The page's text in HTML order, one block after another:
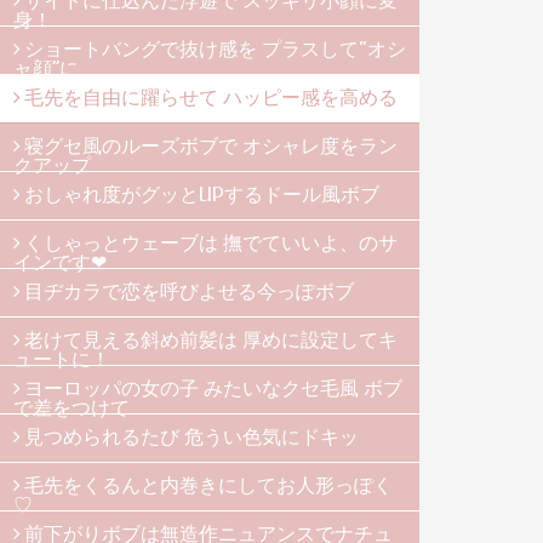
身！
ショートバングで抜け感を プラスして“オシ
ャ顔”に
毛先を自由に躍らせて ハッピー感を高める
寝グセ風のルーズボブで オシャレ度をラン
クアップ
おしゃれ度がグッとUPするドール風ボブ
くしゃっとウェーブは 撫でていいよ、のサ
インです❤
目ヂカラで恋を呼びよせる今っぽボブ
老けて見える斜め前髪は 厚めに設定してキ
ュートに！
ヨーロッパの女の子 みたいなクセ毛風 ボブ
で差をつけて
見つめられるたび 危うい色気にドキッ
毛先をくるんと内巻きにしてお人形っぽく
♡
前下がりボブは無造作ニュアンスでナチュ